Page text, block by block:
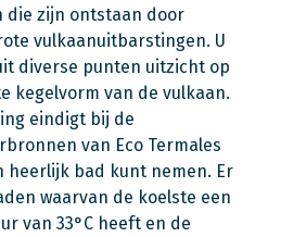
die zijn ontstaan door
vulkaanuitbarstingen. U
diverse punten uitzicht op
kegelvorm van de vulkaan.
eindigt bij de
van Eco Termales
heerlijk bad kunt nemen. Er
waarvan de koelste een
van 33°C heeft en de